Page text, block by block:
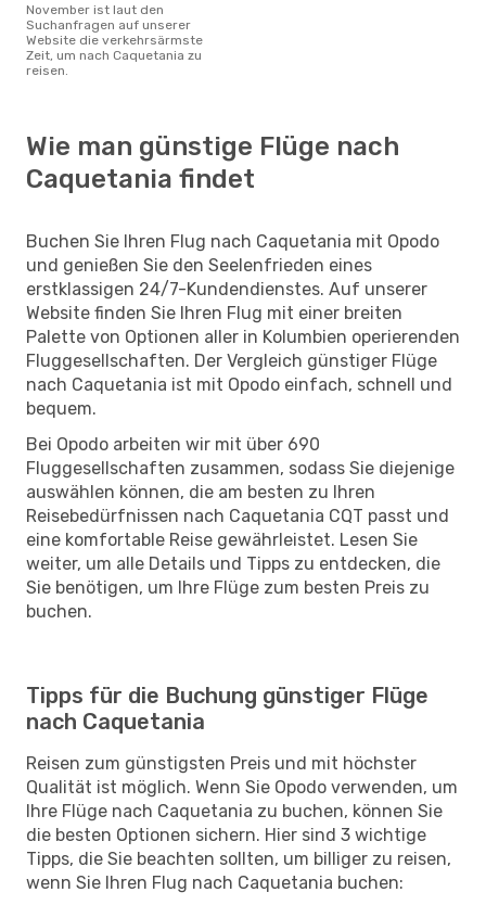
November ist laut den
Suchanfragen auf unserer
Website die verkehrsärmste
Zeit, um nach Caquetania zu
reisen.
Wie man günstige Flüge nach
Caquetania findet
Buchen Sie Ihren Flug nach Caquetania mit Opodo
und genießen Sie den Seelenfrieden eines
erstklassigen 24/7-Kundendienstes. Auf unserer
Website finden Sie Ihren Flug mit einer breiten
Palette von Optionen aller in Kolumbien operierenden
Fluggesellschaften. Der Vergleich günstiger Flüge
nach Caquetania ist mit Opodo einfach, schnell und
bequem.
Bei Opodo arbeiten wir mit über 690
Fluggesellschaften zusammen, sodass Sie diejenige
auswählen können, die am besten zu Ihren
Reisebedürfnissen nach Caquetania CQT passt und
eine komfortable Reise gewährleistet. Lesen Sie
weiter, um alle Details und Tipps zu entdecken, die
Sie benötigen, um Ihre Flüge zum besten Preis zu
buchen.
Tipps für die Buchung günstiger Flüge
nach Caquetania
Reisen zum günstigsten Preis und mit höchster
Qualität ist möglich. Wenn Sie Opodo verwenden, um
Ihre Flüge nach Caquetania zu buchen, können Sie
die besten Optionen sichern. Hier sind 3 wichtige
Tipps, die Sie beachten sollten, um billiger zu reisen,
wenn Sie Ihren Flug nach Caquetania buchen: